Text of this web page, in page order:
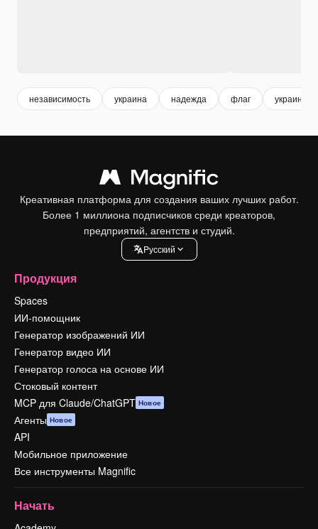
независимость украина надежда флаг украинец
Креативная платформа для создания ваших лучших работ.
Более 1 миллиона подписчиков среди креаторов,
предприятий, агентств и студий.
Pусский
Продукция
Spaces
ИИ-помощник
Генератор изображений ИИ
Генератор видео ИИ
Генератор голоса на основе ИИ
Стоковый контент
MCP для Claude/ChatGPT Новое
Агенты Новое
API
Мобильное приложение
Все инструменты Magnific
Начать